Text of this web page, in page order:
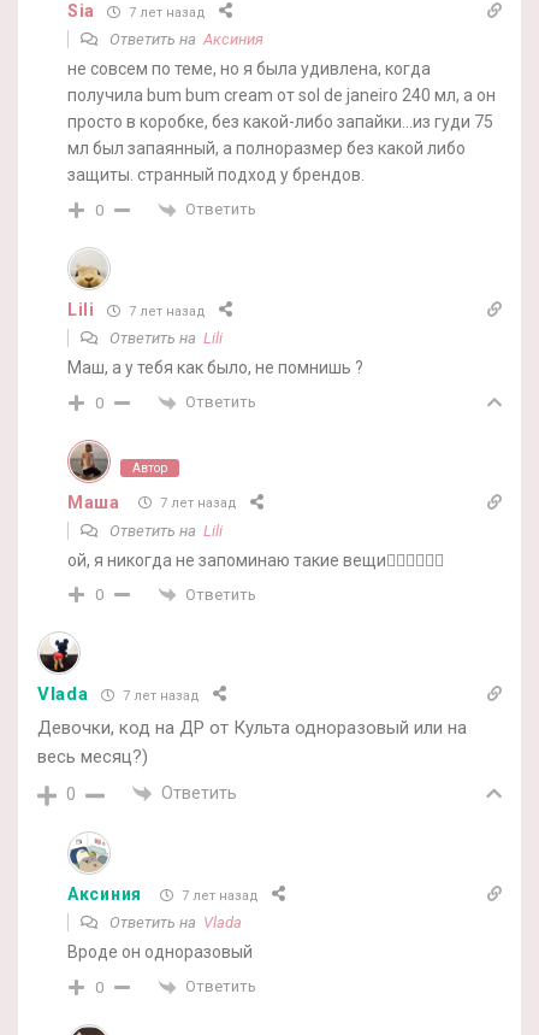
Sia 7 лет назад
Ответить наАксиния
не совсем по теме, но я была удивлена, когда
получила bum bum cream от sol de janeiro 240 мл, а он
просто в коробке, без какой-либо запайки…из гуди 75
мл был запаянный, а полноразмер без какой либо
защиты. странный подход у брендов.
0 Ответить
Lili 7 лет назад
Ответить на Lili
Маш, а у тебя как было, не помнишь ?
0 Ответить
Автор
Маша 7 лет назад
Ответить на Lili
ой, я никогда не запоминаю такие вещи🤷‍♀️🤷‍♀️🤷‍♀️
0 Ответить
Vlada 7 лет назад
Девочки, код на ДР от Культа одноразовый или на
весь месяц?)
0 Ответить
Аксиния 7 лет назад
Ответить на Vlada
Вроде он одноразовый
0 Ответить